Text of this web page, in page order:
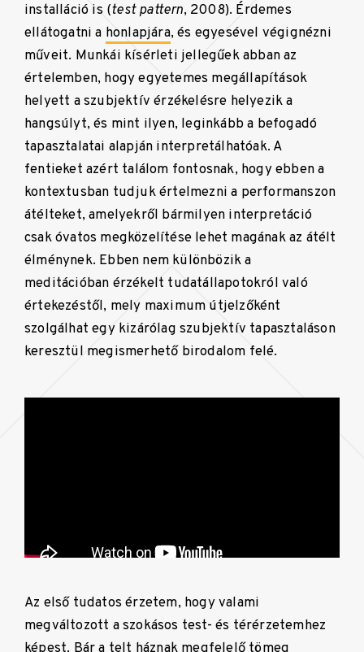
installáció is (test pattern, 2008). Érdemes
ellátogatni a honlapjára, és egyesével végignézni
műveit. Munkái kísérleti jellegűek abban az
értelemben, hogy egyetemes megállapítások
helyett a szubjektív érzékelésre helyezik a
hangsúlyt, és mint ilyen, leginkább a befogadó
tapasztalatai alapján interpretálhatóak. A
fentieket azért találom fontosnak, hogy ebben a
kontextusban tudjuk értelmezni a performanszon
átélteket, amelyekről bármilyen interpretáció
csak óvatos megközelítése lehet magának az átélt
élménynek. Ebben nem különbözik a
meditációban érzékelt tudatállapotokról való
értekezéstől, mely maximum útjelzőként
szolgálhat egy kizárólag szubjektív tapasztaláson
keresztül megismerhető birodalom felé.
Az első tudatos érzetem, hogy valami
megváltozott a szokásos test- és térérzetemhez
képest. Bár a telt háznak megfelelő tömeg